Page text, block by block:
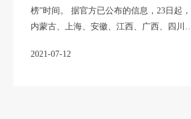
榜”时间。 据官方已公布的信息，23日起，
内蒙古、上海、安徽、江西、广西、四川
自己的高考成绩。山西、吉林、贵州、陕西
2021-07-12